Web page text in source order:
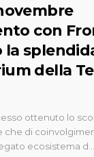
con
la
della
ottenuto lo
che di
ecosistema d…